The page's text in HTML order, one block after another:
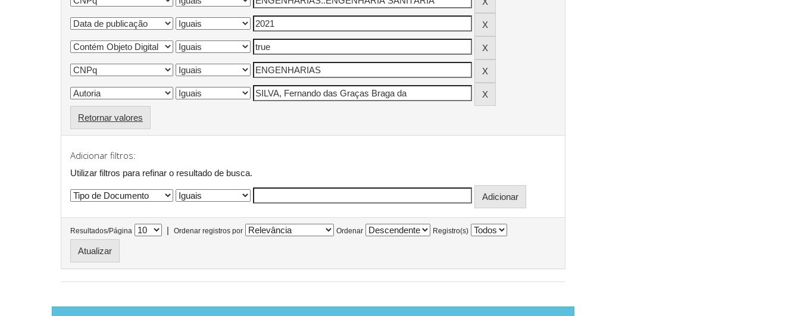
Retornar valores
Adicionar filtros:
Utilizar filtros para refinar o resultado de busca.
Resultados/Página | Ordenar registros por Ordenar Registro(s)